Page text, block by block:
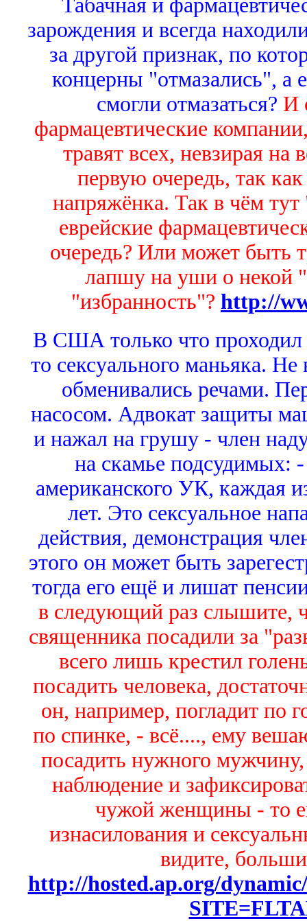
Табачная и
зарождения и всегда
за другой признак, по
концерны "отмазались", а
смогли отмазаться? И
фармацевтические
травят всех, невзирая на
первую очередь, так
напряжёнка. Так в чём тут
еврейские
очередь? Или может быть
лапшу на уши о некой
"избранность"? http://
В США только что проходил
то сексуального маньяка.
обменивались речами.
насосом. Адвокат защиты
и нажал на грушу - член
на скамье подсудимых:
американского УК, каждая
лет. Это сексуальное
действия, демонстрация
этого он может быть
тогда его ещё и лишат
в следующий раз слышите,
священника посадили за
всего лишь крестил
посадить человека,
он, например, погладит по
по спинке, - всё...., ему
посадить нужного мужчину,
наблюдение и
чужой женщины - то
изнасилования и
видите,
http://hosted.ap.org/